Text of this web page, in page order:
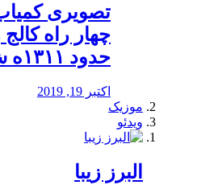
️تصویری
چهار راه كالج
حدود ۱۳۱۱ه ش
اکتبر 19, 2019
موزیک
ویدئو
البرز زیبا